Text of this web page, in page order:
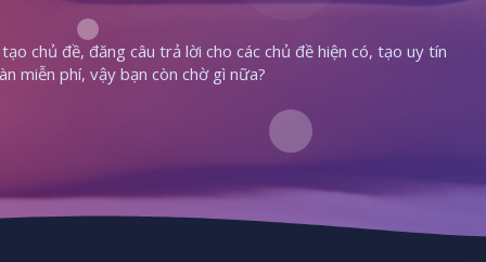
chủ đề, đăng câu trả lời cho các chủ đề hiện có, tạo uy tín
miễn phí, vậy bạn còn chờ gì nữa?